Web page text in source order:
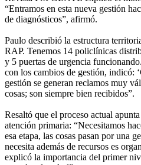
“Entramos en esta nueva gestión
de diagnósticos”, afirmó.
Paulo describió la estructura
RAP. Tenemos 14 policlínicas
y 5 puertas de urgencia
con los cambios de gestión, indicó:
gestión se generan reclamos muy
cosas; son siempre bien recibidos”.
Resaltó que el proceso actual
atención primaria: “Necesitamos
esa etapa, las cosas pasan por una
necesita además de recursos es
explicó la importancia del primer